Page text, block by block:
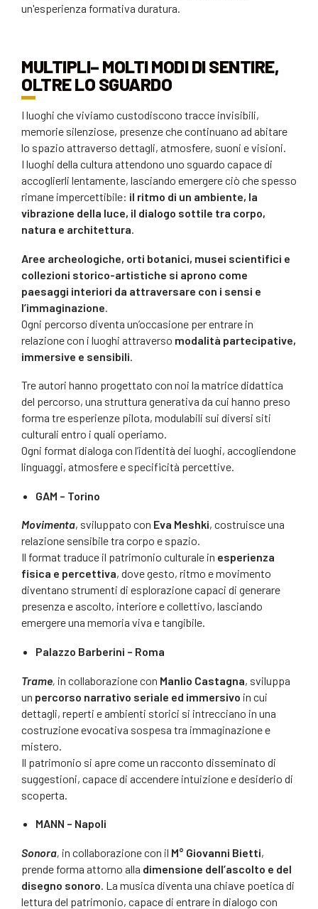
un'esperienza formativa duratura.
MULTIPLI– MOLTI MODI DI SENTIRE,
OLTRE LO SGUARDO
I luoghi che viviamo custodiscono tracce invisibili,
memorie silenziose, presenze che continuano ad abitare
lo spazio attraverso dettagli, atmosfere, suoni e visioni.
I luoghi della cultura attendono uno sguardo capace di
accoglierli lentamente, lasciando emergere ciò che spesso
rimane impercettibile: il ritmo di un ambiente, la
vibrazione della luce, il dialogo sottile tra corpo,
natura e architettura.
Aree archeologiche, orti botanici, musei scientifici e
collezioni storico-artistiche si aprono come
paesaggi interiori da attraversare con i sensi e
l’immaginazione
Ogni percorso diventa un’occasione per entrare in
relazione con i luoghi attraverso modalità partecipative,
immersive e sensibili
Tre autori hanno progettato con noi la matrice didattica
del percorso, una struttura generativa da cui hanno preso
forma tre esperienze pilota, modulabili sui diversi siti
culturali entro i quali operiamo.
Ogni format dialoga con l’identità dei luoghi, accogliendone
linguaggi, atmosfere e specificità percettive.
GAM – Torino
Movimenta, sviluppato con Eva Meshki, costruisce una
relazione sensibile tra corpo e spazio.
Il format traduce il patrimonio culturale in esperienza
fisica e percettiva, dove gesto, ritmo e movimento
diventano strumenti di esplorazione capaci di generare
presenza e ascolto, interiore e collettivo, lasciando
emergere una memoria viva e tangibile.
Palazzo Barberini – Roma
Trame, in collaborazione con Manlio Castagna, sviluppa
un percorso narrativo seriale ed immersivo in cui
dettagli, reperti e ambienti storici si intrecciano in una
costruzione evocativa sospesa tra immaginazione e
mistero.
Il patrimonio si apre come un racconto disseminato di
suggestioni, capace di accendere intuizione e desiderio di
scoperta.
MANN – Napoli
Sonora, in collaborazione con il M° Giovanni Bietti,
prende forma attorno alla dimensione dell’ascolto e del
disegno sonoro . La musica diventa una chiave poetica di
lettura del patrimonio, capace di entrare in dialogo con